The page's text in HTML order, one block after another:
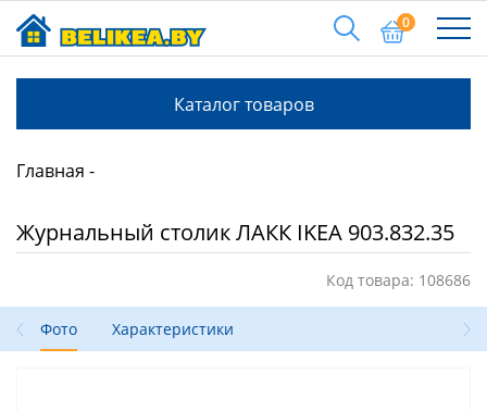
0
Каталог товаров
Главная
Журнальный столик ЛАКК IKEA 903.832.35
Код товара: 108686
Фото Характеристики